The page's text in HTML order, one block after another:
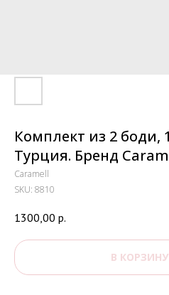
Комплект из 2 боди,
Турция. Бренд
Caramell
SKU: 8810
1300,00 р.
В КОРЗИНУ